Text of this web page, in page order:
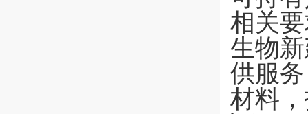
相关
生物
供服
材料